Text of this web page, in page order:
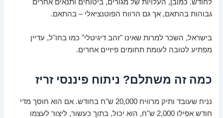
לחודש. כמובן, העלויות של מגורים, ביטוחים ותנאים אחרים
גבוהות בהתאם, אך גם הרווח הפוטנציאלי – בהתאם.
בישראל, השכר למרות שאינו "זהב דיגיטלי" כמו בחו"ל, עדיין
מפתיע לטובה לעומת תחומים פיזיים אחרים.
כמה זה משתלם? ניתוח פיננסי זריז
נניח שעובד ותיק מרוויח 20,000 ש"ח בחודש. אם הוא חוסך מדי
חודש אפילו 2,000 ש"ח, הוא יכול, בתוך כעשור, ליצור לעצמו